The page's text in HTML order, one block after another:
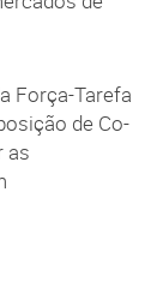
Força-Tarefa
de Co-
as